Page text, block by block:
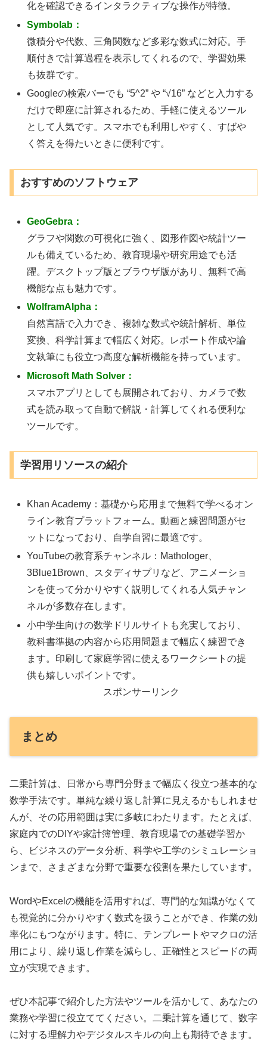
化を確認できるインタラクティブな操作が特徴。
Symbolab：
微積分や代数、三角関数など多彩な数式に対応。手
順付きで計算過程を表示してくれるので、学習効果
も抜群です。
Googleの検索バーでも “5^2” や “√16” などと入力する
だけで即座に計算されるため、手軽に使えるツール
として人気です。スマホでも利用しやすく、すばや
く答えを得たいときに便利です。
おすすめのソフトウェア
GeoGebra：
グラフや関数の可視化に強く、図形作図や統計ツー
ルも備えているため、教育現場や研究用途でも活
躍。デスクトップ版とブラウザ版があり、無料で高
機能な点も魅力です。
WolframAlpha：
自然言語で入力でき、複雑な数式や統計解析、単位
変換、科学計算まで幅広く対応。レポート作成や論
文執筆にも役立つ高度な解析機能を持っています。
Microsoft Math Solver：
スマホアプリとしても展開されており、カメラで数
式を読み取って自動で解説・計算してくれる便利な
ツールです。
学習用リソースの紹介
Khan Academy：基礎から応用まで無料で学べるオン
ライン教育プラットフォーム。動画と練習問題がセ
ットになっており、自学自習に最適です。
YouTubeの教育系チャンネル：Mathologer、
3Blue1Brown、スタディサプリなど、アニメーショ
ンを使って分かりやすく説明してくれる人気チャン
ネルが多数存在します。
小中学生向けの数学ドリルサイトも充実しており、
教科書準拠の内容から応用問題まで幅広く練習でき
ます。印刷して家庭学習に使えるワークシートの提
供も嬉しいポイントです。
スポンサーリンク
まとめ
二乗計算は、日常から専門分野まで幅広く役立つ基本的な
数学手法です。単純な繰り返し計算に見えるかもしれませ
んが、その応用範囲は実に多岐にわたります。たとえば、
家庭内でのDIYや家計簿管理、教育現場での基礎学習か
ら、ビジネスのデータ分析、科学や工学のシミュレーショ
ンまで、さまざまな分野で重要な役割を果たしています。
WordやExcelの機能を活用すれば、専門的な知識がなくて
も視覚的に分かりやすく数式を扱うことができ、作業の効
率化にもつながります。特に、テンプレートやマクロの活
用により、繰り返し作業を減らし、正確性とスピードの両
立が実現できます。
ぜひ本記事で紹介した方法やツールを活かして、あなたの
業務や学習に役立ててください。二乗計算を通じて、数字
に対する理解力やデジタルスキルの向上も期待できます。